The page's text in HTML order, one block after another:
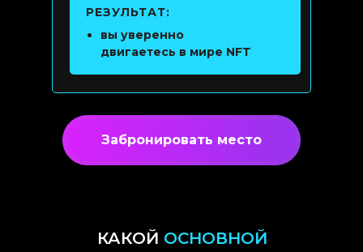
вы уверенно
двигаетесь в мире NFT
РЕЗУЛЬТАТ:
Забронировать место
КАКОЙ ОСНОВНОЙ